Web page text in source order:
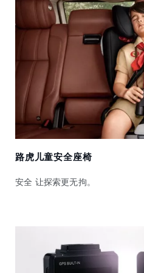
路虎儿童安全座椅
安全 让探索更无拘。